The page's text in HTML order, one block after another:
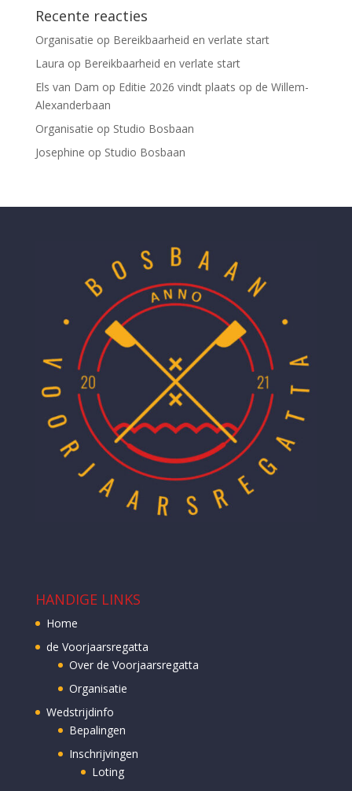
Recente reacties
Organisatie op Bereikbaarheid en verlate start
Laura op Bereikbaarheid en verlate start
Els van Dam op Editie 2026 vindt plaats op de Willem-
Alexanderbaan
Organisatie op Studio Bosbaan
Josephine op Studio Bosbaan
HANDIGE LINKS
Home
de Voorjaarsregatta
Over de Voorjaarsregatta
Organisatie
Wedstrijdinfo
Bepalingen
Inschrijvingen
Loting